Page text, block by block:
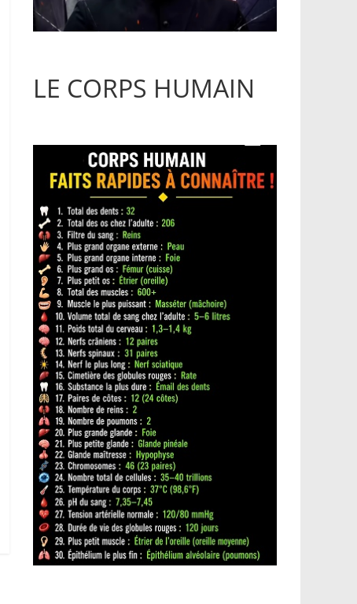
LE CORPS HUMAIN